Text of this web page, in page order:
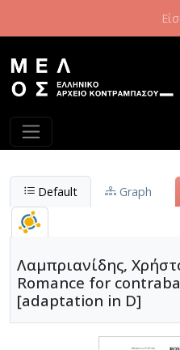
Default Graph
Λαμπριανίδης,
Romance for
[adaptation in D]